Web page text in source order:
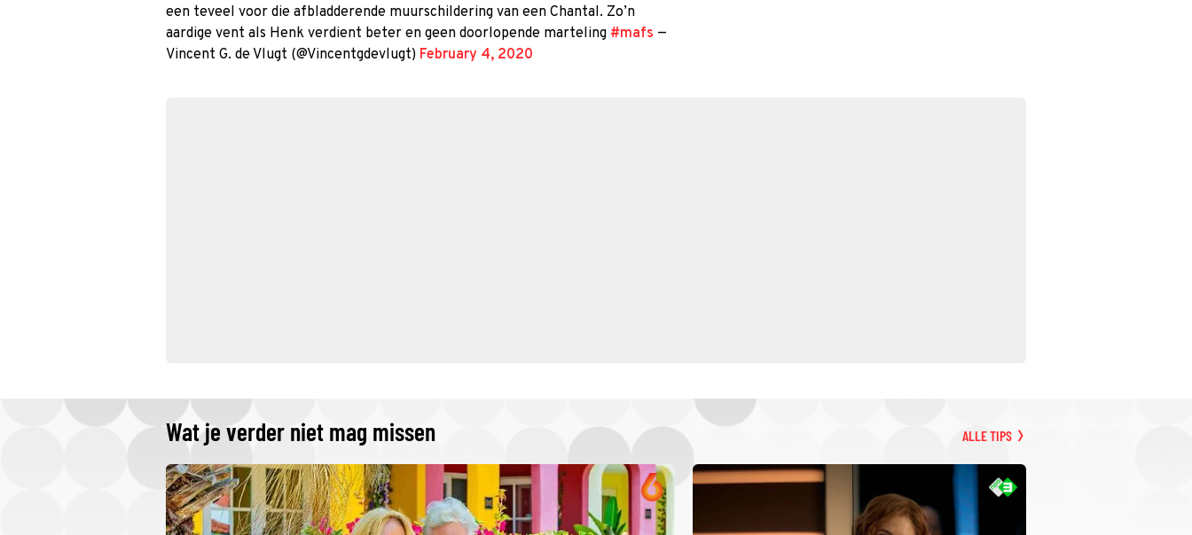
een teveel voor die afbladderende muurschildering van een Chantal. Zo’n
aardige vent als Henk verdient beter en geen doorlopende marteling #mafs —
Vincent G. de Vlugt (@Vincentgdevlugt) February 4, 2020
Wat je verder niet mag missen ALLE TIPS